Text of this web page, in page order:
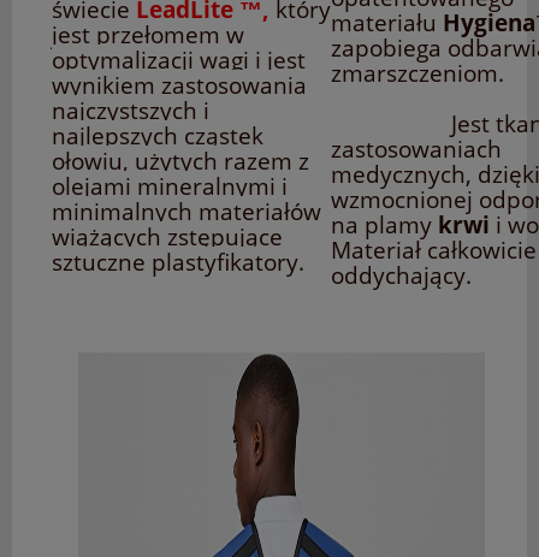
świecie LeadLite ™, który
jest przełomem w
optymalizacji wagi i jest
wynikiem zastosowania
najczystszych i
najlepszych cząstek
ołowiu, użytych razem z
olejami mineralnymi i
minimalnych materiałów
wiążących zstępujące
sztuczne plastyfikatory.
materiału
zapobiega
Jest
zastosowaniach
medycznych, dzięki
wzmocnionej
na plamy krwi i
Materiał całkowicie
oddychający.